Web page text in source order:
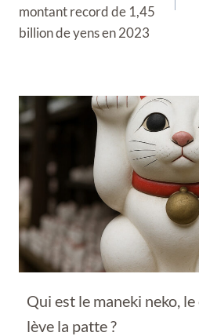
montant record de 1,45
billion de yens en 2023
Qui est le maneki neko,
lève la patte ?